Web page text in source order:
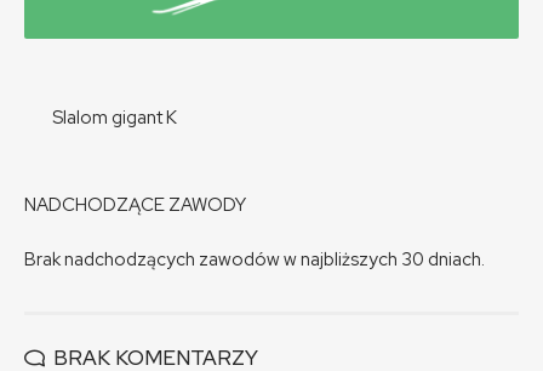
Slalom gigant K
NADCHODZĄCE ZAWODY
Brak nadchodzących zawodów w najbliższych 30 dniach.
BRAK KOMENTARZY